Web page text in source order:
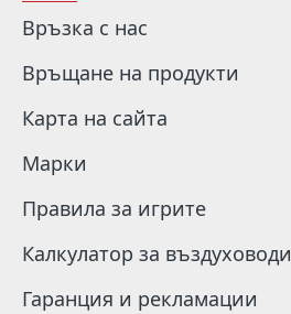
Връзка с нас
Връщане на продукти
Карта на сайта
Марки
Правила за игрите
Калкулатор за въздуховоди
Гаранция и рекламации